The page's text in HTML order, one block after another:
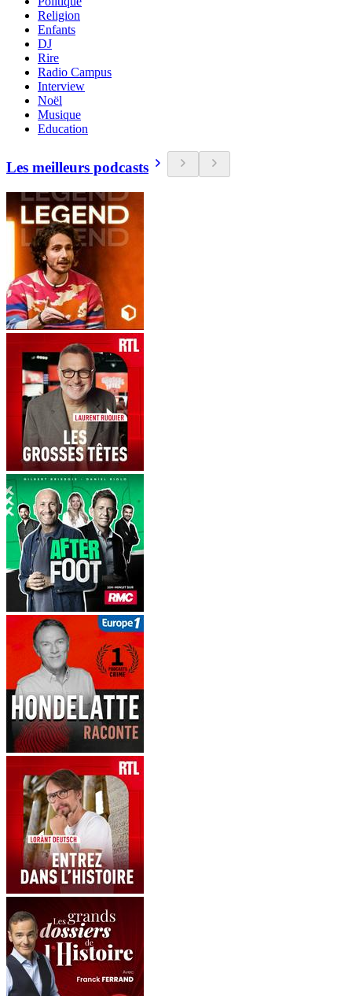
Religion
Enfants
DJ
Rire
Radio Campus
Interview
Noël
Musique
Education
Les meilleurs podcasts